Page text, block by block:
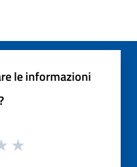
le informazioni